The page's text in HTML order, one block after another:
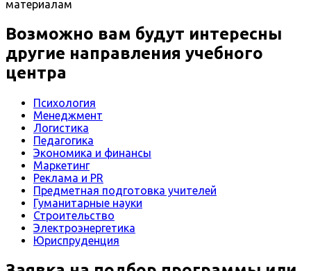
материалам
Возможно вам будут интересны
другие направления учебного
центра
Психология
Менеджмент
Логистика
Педагогика
Экономика и финансы
Маркетинг
Реклама и PR
Предметная подготовка учителей
Гуманитарные науки
Строительство
Электроэнергетика
Юриспруденция